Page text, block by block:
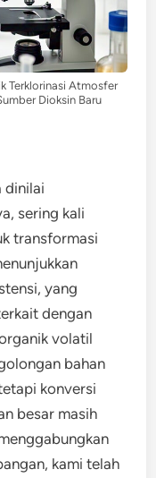
Terklorinasi Atmosfer
Dioksin Baru
dinilai
sering kali
transformasi
yang
dengan
volatil
bahan
konversi
besar masih
kami telah